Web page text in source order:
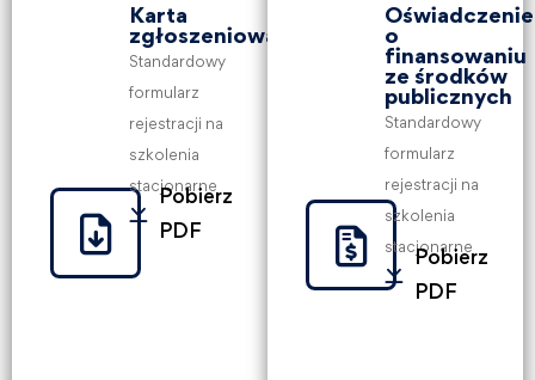
Karta
zgłoszeniowa
Standardowy
formularz
rejestracji na
szkolenia
stacjonarne
Pobierz
PDF
Oświadczenie
o
finansowaniu
ze środków
publicznych
Standardowy
formularz
rejestracji na
szkolenia
stacjonarne
Pobierz
PDF